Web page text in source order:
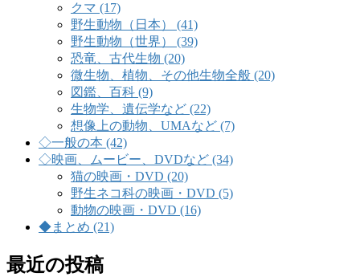
クマ (17)
野生動物（日本） (41)
野生動物（世界） (39)
恐竜、古代生物 (20)
微生物、植物、その他生物全般 (20)
図鑑、百科 (9)
生物学、遺伝学など (22)
想像上の動物、UMAなど (7)
◇一般の本 (42)
◇映画、ムービー、DVDなど (34)
猫の映画・DVD (20)
野生ネコ科の映画・DVD (5)
動物の映画・DVD (16)
◆まとめ (21)
最近の投稿